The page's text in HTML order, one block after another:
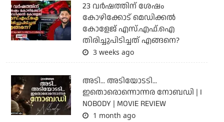
23 വർഷത്തിന് ശേഷം
കോഴിക്കോട് മെഡിക്കൽ
കോളേജ് എസ്.എഫ്.ഐ
തിരിച്ചുപിടിച്ചത് എങ്ങനെ?
3 weeks ago
അടി... അടിയോടടി...
ഇതൊരൊന്നൊന്നര നോബഡി | I
NOBODY | MOVIE REVIEW
1 month ago